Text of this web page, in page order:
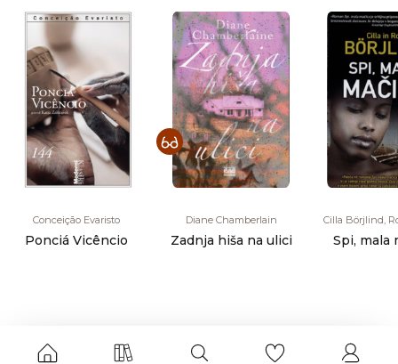
Conceição Evaristo
Ponciá Vicêncio
Diane Chamberlain
Zadnja hiša na ulici
Cilla Börjlind,
Spi, mala